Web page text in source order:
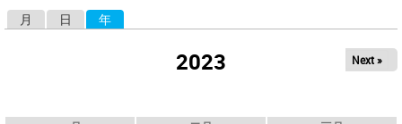
月 日 年
2023 Next »